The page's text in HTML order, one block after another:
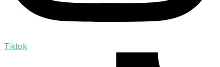
Tiktok